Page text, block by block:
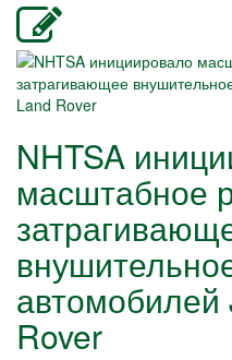
NHTSA
масштабное
автомобилей
Rover